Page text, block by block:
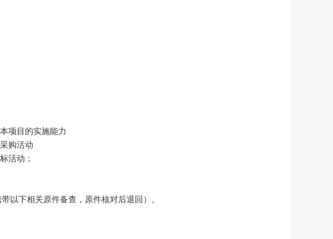
项目的实施能力
购活动
活动；
以下相关原件备查 ， 原件核对后退回） 。